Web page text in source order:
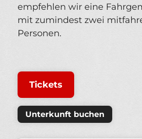
empfehlen wir eine
mit zumindest zwei
Personen.
Tickets
Unterkunft buchen